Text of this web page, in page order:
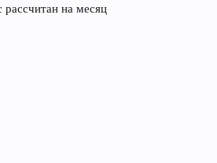
на месяц